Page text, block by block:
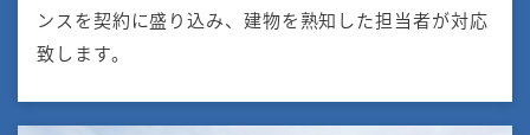
ンスを契約に盛り込み、建物を熟知した担当者が対応
致します。